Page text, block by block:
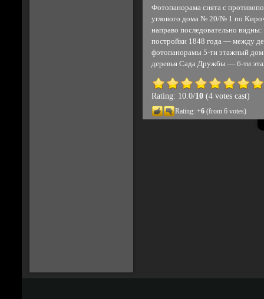
Фотопанорама снята с
углового дома № 20/№ 1 по
направо последовательно
постройки 1848 года — между
фотопанорамы 5-ти этажный
деревья Сада Дружбы — 6-ти
Rating: 10.0/10(4 votes cast)
Rating: +6(from 6 votes)